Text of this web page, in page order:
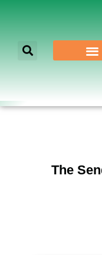
The